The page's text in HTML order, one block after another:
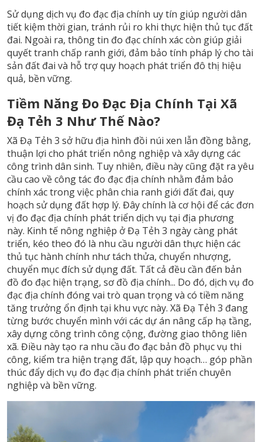
Sử dụng dịch vụ đo đạc địa chính uy tín giúp người dân
tiết kiệm thời gian, tránh rủi ro khi thực hiện thủ tục đất
đai. Ngoài ra, thông tin đo đạc chính xác còn giúp giải
quyết tranh chấp ranh giới, đảm bảo tính pháp lý cho tài
sản đất đai và hỗ trợ quy hoạch phát triển đô thị hiệu
quả, bền vững.
Tiềm Năng Đo Đạc Địa Chính Tại Xã
Đạ Tẻh 3 Như Thế Nào?
Xã Đạ Tẻh 3 sở hữu địa hình đồi núi xen lẫn đồng bằng,
thuận lợi cho phát triển nông nghiệp và xây dựng các
công trình dân sinh. Tuy nhiên, điều này cũng đặt ra yêu
cầu cao về công tác đo đạc địa chính nhằm đảm bảo
chính xác trong việc phân chia ranh giới đất đai, quy
hoạch sử dụng đất hợp lý. Đây chính là cơ hội để các đơn
vị đo đạc địa chính phát triển dịch vụ tại địa phương
này. Kinh tế nông nghiệp ở Đạ Tẻh 3 ngày càng phát
triển, kéo theo đó là nhu cầu người dân thực hiện các
thủ tục hành chính như tách thửa, chuyển nhượng,
chuyển mục đích sử dụng đất. Tất cả đều cần đến bản
đồ đo đạc hiện trạng, sơ đồ địa chính... Do đó, dịch vụ đo
đạc địa chính đóng vai trò quan trọng và có tiềm năng
tăng trưởng ổn định tại khu vực này. Xã Đạ Tẻh 3 đang
từng bước chuyển mình với các dự án nâng cấp hạ tầng,
xây dựng công trình công cộng, đường giao thông liên
xã. Điều này tạo ra nhu cầu đo đạc bản đồ phục vụ thi
công, kiểm tra hiện trạng đất, lập quy hoạch… góp phần
thúc đẩy dịch vụ đo đạc địa chính phát triển chuyên
nghiệp và bền vững.